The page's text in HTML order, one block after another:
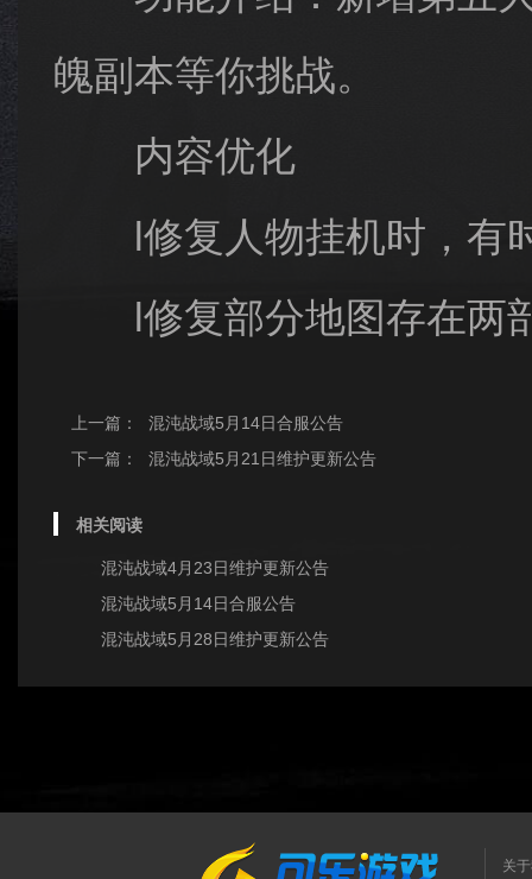
魄副本等你挑战。
内容优化
l修复人物挂机时，有
l修复部分地图存在两
上一篇：
混沌战域5月14日合服公告
下一篇：
混沌战域5月21日维护更新公告
相关阅读
混沌战域4月23日维护更新公告
混沌战域5月14日合服公告
混沌战域5月28日维护更新公告
关